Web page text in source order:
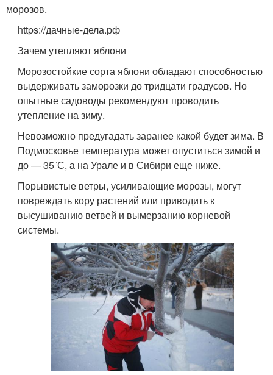
морозов.
https://дачные-дела.рф
Зачем утепляют яблони
Морозостойкие сорта яблони обладают способностью
выдерживать заморозки до тридцати градусов. Но
опытные садоводы рекомендуют проводить
утепление на зиму.
Невозможно предугадать заранее какой будет зима. В
Подмосковье температура может опуститься зимой и
до — 35˚С, а на Урале и в Сибири еще ниже.
Порывистые ветры, усиливающие морозы, могут
повреждать кору растений или приводить к
высушиванию ветвей и вымерзанию корневой
системы.